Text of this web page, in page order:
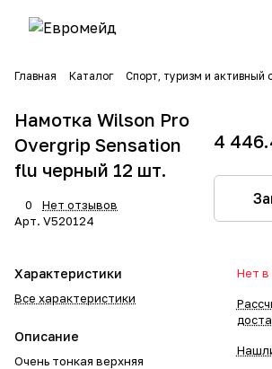
Главная Каталог Спорт, туризм и активный
Намотка Wilson Pro
Overgrip Sensation
flu черный 12 шт.
0
Нет отзывов
Арт. V520124
Характеристики
Все характеристики
Описание
Очень тонкая верхняя
4
Нет в